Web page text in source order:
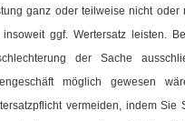
ganz oder teilweise nicht
insoweit ggf. Wertersatz leisten.
der Sache
möglich gewesen
vermeiden, indem